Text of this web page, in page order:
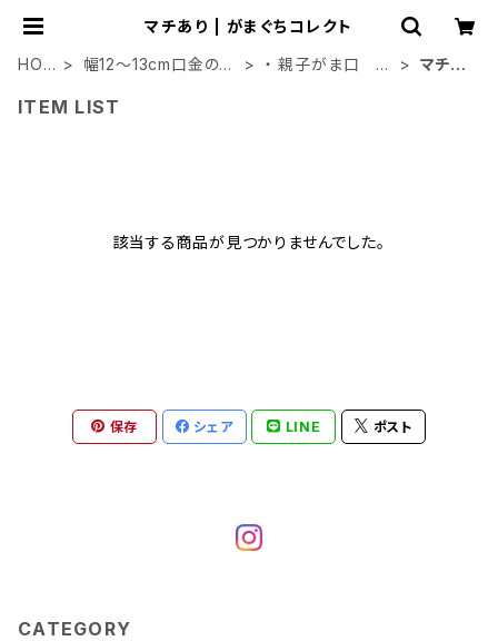
マチあり | がまぐちコレクト
HOM
幅12～13cm口金のが
・ 親子がま口 く
マチあ
ITEM LIST
該当する商品が見つかりませんでした。
保存 シェア LINE ポスト
CATEGORY